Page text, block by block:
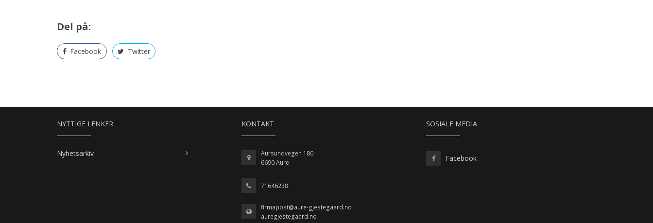
Del på:
Facebook Twitter
NYTTIGE LENKER
Nyhetsarkiv
KONTAKT
Aursundvegen 180
6690 Aure
71646238
firmapost@aure-gjestegaard.no
auregjestegaard.no
SOSIALE MEDIA
Facebook